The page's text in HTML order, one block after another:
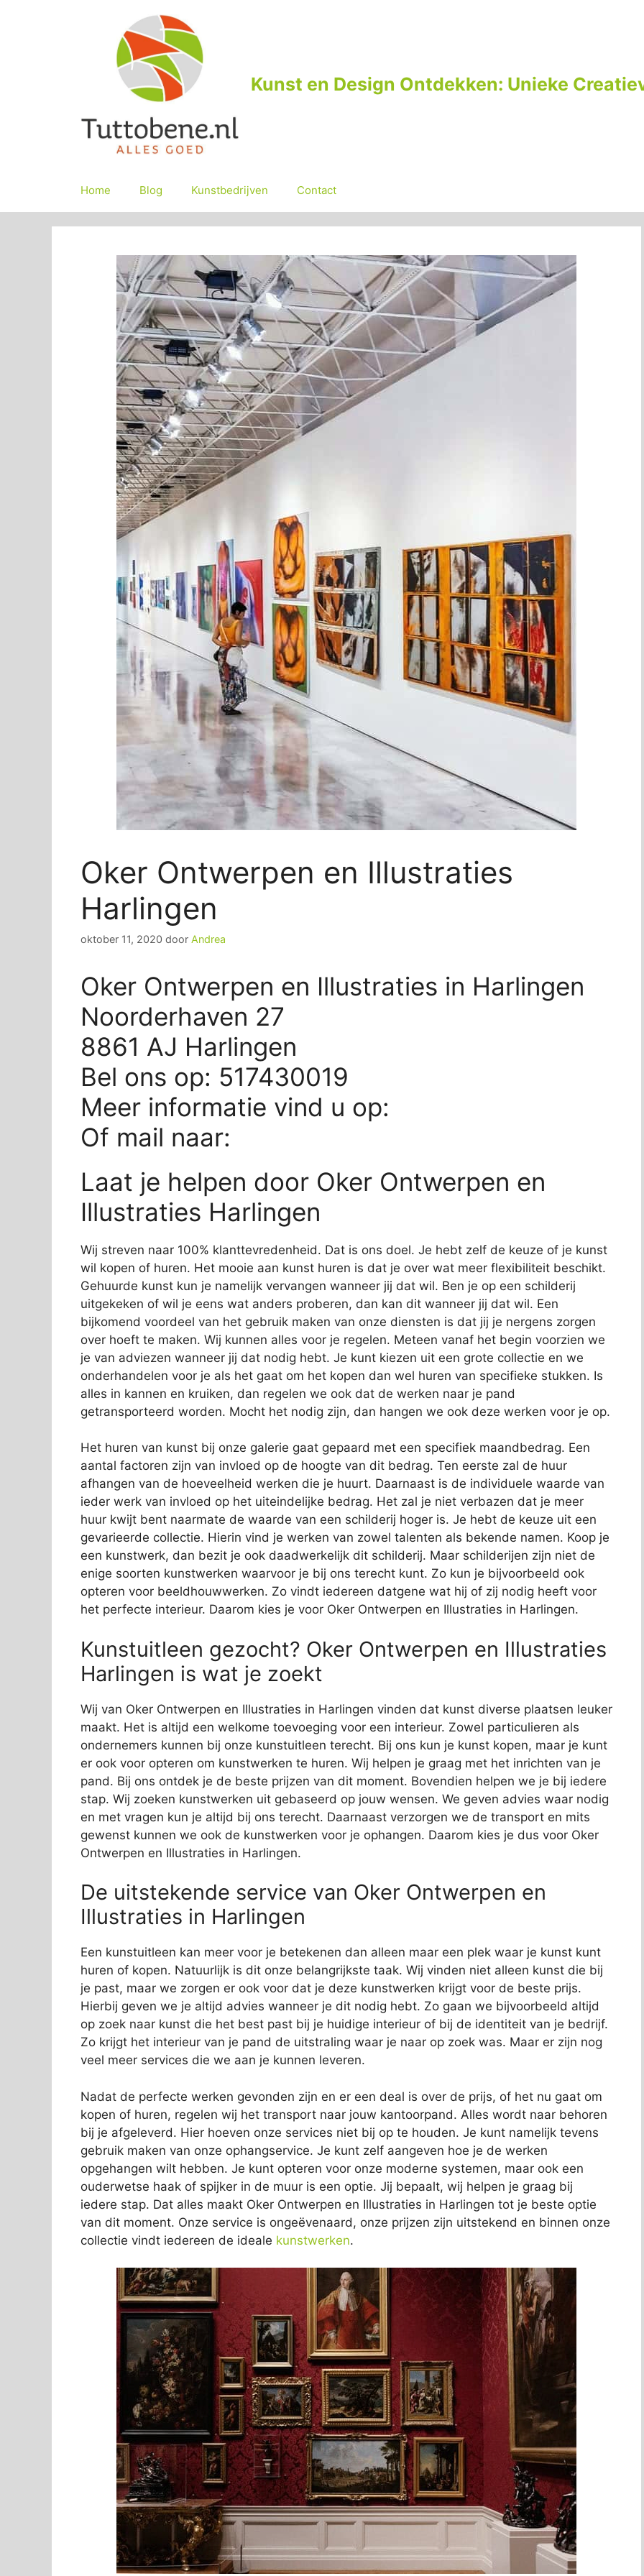
Kunst en Design Ontdekken: Unieke
Home Blog Kunstbedrijven Contact
Oker Ontwerpen en Illustraties
Harlingen
oktober 11, 2020 door Andrea
Oker Ontwerpen en Illustraties in Harlingen
Noorderhaven 27
8861 AJ Harlingen
Bel ons op: 517430019
Meer informatie vind u op:
Of mail naar:
Laat je helpen door Oker Ontwerpen en
Illustraties Harlingen
Wij streven naar 100% klanttevredenheid. Dat is ons doel. Je hebt zelf de keuze of je kunst
wil kopen of huren. Het mooie aan kunst huren is dat je over wat meer flexibiliteit beschikt.
Gehuurde kunst kun je namelijk vervangen wanneer jij dat wil. Ben je op een schilderij
uitgekeken of wil je eens wat anders proberen, dan kan dit wanneer jij dat wil. Een
bijkomend voordeel van het gebruik maken van onze diensten is dat jij je nergens zorgen
over hoeft te maken. Wij kunnen alles voor je regelen. Meteen vanaf het begin voorzien we
je van adviezen wanneer jij dat nodig hebt. Je kunt kiezen uit een grote collectie en we
onderhandelen voor je als het gaat om het kopen dan wel huren van specifieke stukken. Is
alles in kannen en kruiken, dan regelen we ook dat de werken naar je pand
getransporteerd worden. Mocht het nodig zijn, dan hangen we ook deze werken voor je op.
Het huren van kunst bij onze galerie gaat gepaard met een specifiek maandbedrag. Een
aantal factoren zijn van invloed op de hoogte van dit bedrag. Ten eerste zal de huur
afhangen van de hoeveelheid werken die je huurt. Daarnaast is de individuele waarde van
ieder werk van invloed op het uiteindelijke bedrag. Het zal je niet verbazen dat je meer
huur kwijt bent naarmate de waarde van een schilderij hoger is. Je hebt de keuze uit een
gevarieerde collectie. Hierin vind je werken van zowel talenten als bekende namen. Koop je
een kunstwerk, dan bezit je ook daadwerkelijk dit schilderij. Maar schilderijen zijn niet de
enige soorten kunstwerken waarvoor je bij ons terecht kunt. Zo kun je bijvoorbeeld ook
opteren voor beeldhouwwerken. Zo vindt iedereen datgene wat hij of zij nodig heeft voor
het perfecte interieur. Daarom kies je voor Oker Ontwerpen en Illustraties in Harlingen.
Kunstuitleen gezocht? Oker Ontwerpen en Illustraties
Harlingen is wat je zoekt
Wij van Oker Ontwerpen en Illustraties in Harlingen vinden dat kunst diverse plaatsen leuker
maakt. Het is altijd een welkome toevoeging voor een interieur. Zowel particulieren als
ondernemers kunnen bij onze kunstuitleen terecht. Bij ons kun je kunst kopen, maar je kunt
er ook voor opteren om kunstwerken te huren. Wij helpen je graag met het inrichten van je
pand. Bij ons ontdek je de beste prijzen van dit moment. Bovendien helpen we je bij iedere
stap. Wij zoeken kunstwerken uit gebaseerd op jouw wensen. We geven advies waar nodig
en met vragen kun je altijd bij ons terecht. Daarnaast verzorgen we de transport en mits
gewenst kunnen we ook de kunstwerken voor je ophangen. Daarom kies je dus voor Oker
Ontwerpen en Illustraties in Harlingen.
De uitstekende service van Oker Ontwerpen en
Illustraties in Harlingen
Een kunstuitleen kan meer voor je betekenen dan alleen maar een plek waar je kunst kunt
huren of kopen. Natuurlijk is dit onze belangrijkste taak. Wij vinden niet alleen kunst die bij
je past, maar we zorgen er ook voor dat je deze kunstwerken krijgt voor de beste prijs.
Hierbij geven we je altijd advies wanneer je dit nodig hebt. Zo gaan we bijvoorbeeld altijd
op zoek naar kunst die het best past bij je huidige interieur of bij de identiteit van je bedrijf.
Zo krijgt het interieur van je pand de uitstraling waar je naar op zoek was. Maar er zijn nog
veel meer services die we aan je kunnen leveren.
Nadat de perfecte werken gevonden zijn en er een deal is over de prijs, of het nu gaat om
kopen of huren, regelen wij het transport naar jouw kantoorpand. Alles wordt naar behoren
bij je afgeleverd. Hier hoeven onze services niet bij op te houden. Je kunt namelijk tevens
gebruik maken van onze ophangservice. Je kunt zelf aangeven hoe je de werken
opgehangen wilt hebben. Je kunt opteren voor onze moderne systemen, maar ook een
ouderwetse haak of spijker in de muur is een optie. Jij bepaalt, wij helpen je graag bij
iedere stap. Dat alles maakt Oker Ontwerpen en Illustraties in Harlingen tot je beste optie
van dit moment. Onze service is ongeëvenaard, onze prijzen zijn uitstekend en binnen onze
collectie vindt iedereen de ideale kunstwerken.